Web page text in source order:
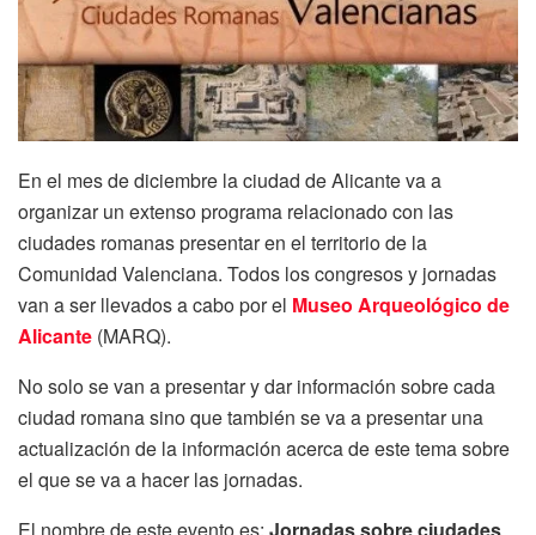
En el mes de diciembre la ciudad de Alicante va a
organizar un extenso programa relacionado con las
ciudades romanas presentar en el territorio de la
Comunidad Valenciana. Todos los congresos y jornadas
van a ser llevados a cabo por el Museo Arqueológico de
Alicante (MARQ).
No solo se van a presentar y dar información sobre cada
ciudad romana sino que también se va a presentar una
actualización de la información acerca de este tema sobre
el que se va a hacer las jornadas.